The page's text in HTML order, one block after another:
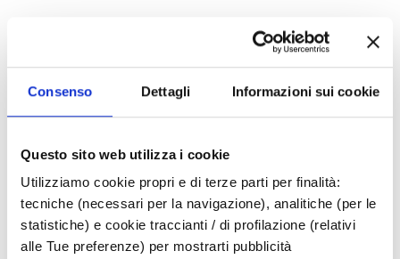
Consenso Dettagli Informazioni sui cookie
Questo sito web utilizza i cookie
Utilizziamo cookie propri e di terze parti per finalità:
tecniche (necessari per la navigazione), analitiche (per le
statistiche) e cookie traccianti / di profilazione (relativi
alle Tue preferenze) per mostrarti pubblicità
Eventi di Primavera Riviera Rimini
Du
Au